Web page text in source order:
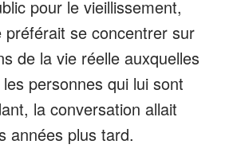
pour le vieillissement,
préférait se concentrer sur
de la vie réelle auxquelles
personnes qui lui sont
la conversation allait
années plus tard.